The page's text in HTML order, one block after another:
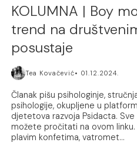
KOLUMNA | Boy
trend na
posustaje
Tea Kovačević 01.12.2024.
Članak pišu psihologinje,
psihologije, okupljene u
djetetova razvoja Psidacta.
možete pročitati na ovom linku.
plavim konfetima, vatromet...